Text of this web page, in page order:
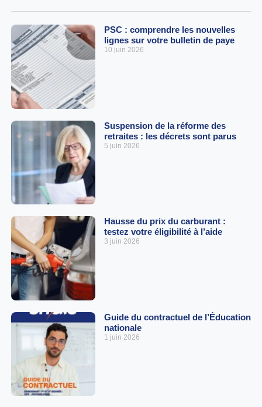
PSC : comprendre les nouvelles
lignes sur votre bulletin de paye
10 juin 2026
Suspension de la réforme des
retraites : les décrets sont parus
5 juin 2026
Hausse du prix du carburant :
testez votre éligibilité à l’aide
3 juin 2026
Guide du contractuel de l’Éducation
nationale
1 juin 2026